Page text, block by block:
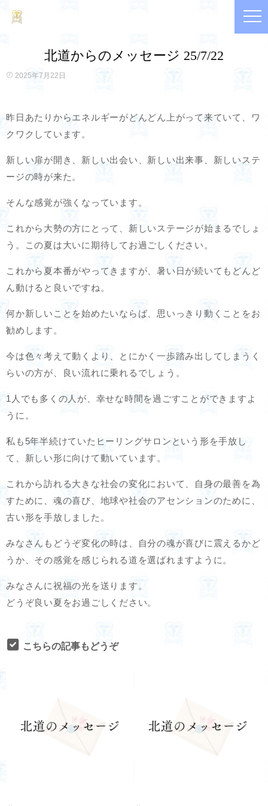
北道からのメッセージ 25/7/22
2025年7月22日
昨日あたりからエネルギーがどんどん上がって来ていて、ワ
クワクしています。
新しい扉が開き、新しい出会い、新しい出来事、新しいステ
ージの時が来た。
そんな感覚が強くなっています。
これから大勢の方にとって、新しいステージが始まるでしょ
う。この夏は大いに期待してお過ごしください。
これから夏本番がやってきますが、暑い日が続いてもどんど
ん動けると良いですね。
何か新しいことを始めたいならば、思いっきり動くことをお
勧めします。
今は色々考えて動くより、とにかく一歩踏み出してしまうく
らいの方が、良い流れに乗れるでしょう。
1人でも多くの人が、幸せな時間を過ごすことができますよ
うに。
私も5年半続けていたヒーリングサロンという形を手放し
て、新しい形に向けて動いています。
これから訪れる大きな社会の変化において、自身の最善を為
すために、魂の喜び、地球や社会のアセンションのために、
古い形を手放しました。
みなさんもどうぞ変化の時は、自分の魂が喜びに震えるかど
うか、その感覚を感じられる道を選ばれますように。
みなさんに祝福の光を送ります。
どうぞ良い夏をお過ごしください。
こちらの記事もどうぞ